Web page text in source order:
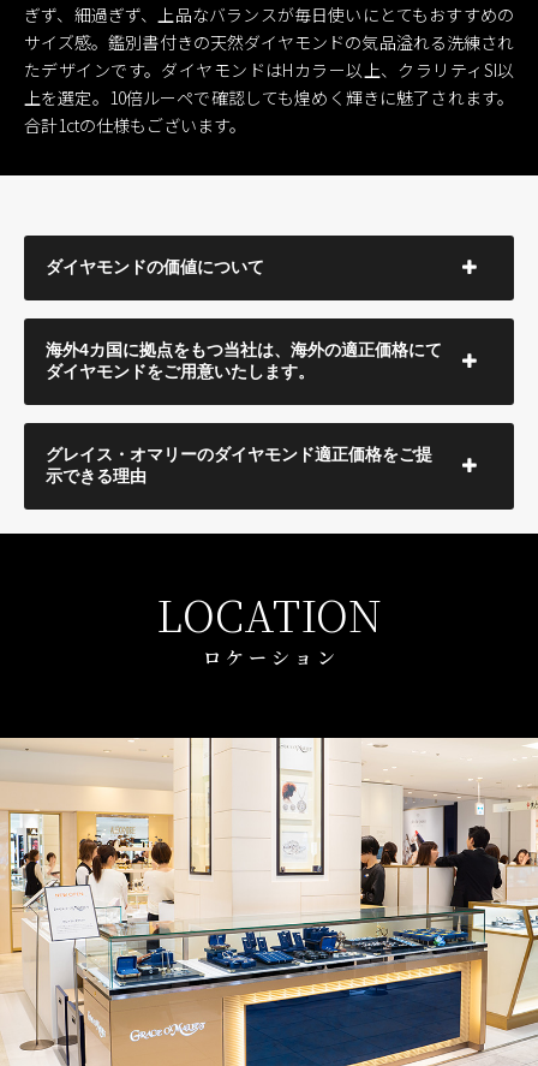
ぎず、細過ぎず、上品なバランスが毎日使いにとてもおすすめの
サイズ感。鑑別書付きの天然ダイヤモンドの気品溢れる洗練され
たデザインです。ダイヤモンドはHカラー以上、クラリティSI以
上を選定。10倍ルーペで確認しても煌めく輝きに魅了されます。
合計1ctの仕様もございます。
ダイヤモンドの価値について
海外4カ国に拠点をもつ当社は、海外の適正価格にて
ダイヤモンドをご用意いたします。
グレイス・オマリーのダイヤモンド適正価格をご提
示できる理由
LOCATION
ロ ケ ー シ ョ ン